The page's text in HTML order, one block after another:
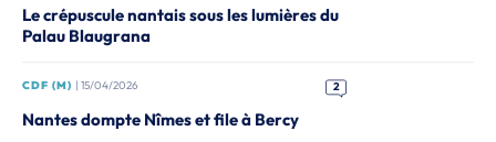
Le crépuscule nantais sous les lumières du
Palau Blaugrana
CDF (M) | 15/04/2026 2
Nantes dompte Nîmes et file à Bercy